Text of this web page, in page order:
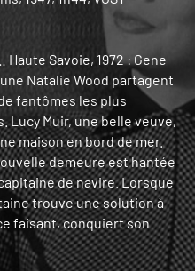
Haute Savoie, 1972 : Gene
Natalie Wood partagent
fantômes les plus
Lucy Muir, une belle veuve,
maison en bord de mer.
demeure est hantée
de navire. Lorsque
trouve une solution à
faisant, conquiert son